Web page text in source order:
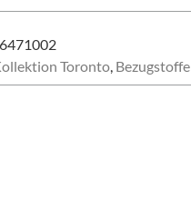
Toronto Bezugstoffe